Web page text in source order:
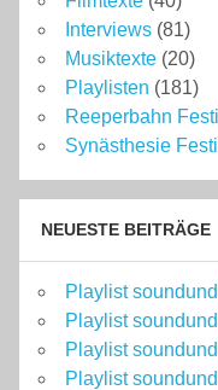
Interviews (81)
Musiktexte (20)
Playlisten (181)
Reeperbahn
Synästhesie
NEUESTE BEITRÄGE
Playlist
Playlist
Playlist
Playlist